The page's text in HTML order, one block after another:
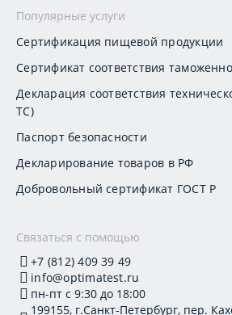
Популярные услуги
Сертификация пищевой продукции
Сертификат соответствия
Декларация соответствия
ТС)
Паспорт безопасности
Декларирование товаров в РФ
Добровольный сертификат ГОСТ Р
Связаться с помощью
+7 (812) 409 39 49
info@optimatest.ru
пн-пт с 9:30 до 18:00
199155, г.Санкт-Петербург, пер.